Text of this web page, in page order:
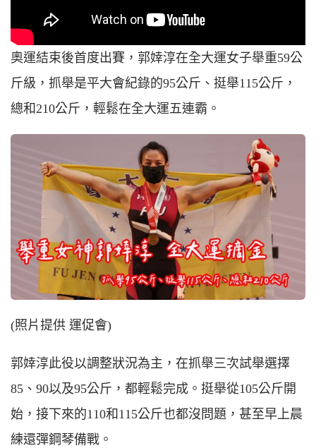
奧運結束後首度出賽，郭婞淳在全大運女子舉重59公
斤級，抓舉是平大會紀錄的95公斤、挺舉115公斤，
總和210公斤，輕鬆在全大運五連霸。
(照片提供 運促會)
郭婞淳此役以調整狀況為主，在抓舉三次試舉選擇
85、90以及95公斤，都輕鬆完成。挺舉從105公斤開
始，接下來的110和115公斤也都沒問題，甚至早上晨
練還彈鋼琴備戰。